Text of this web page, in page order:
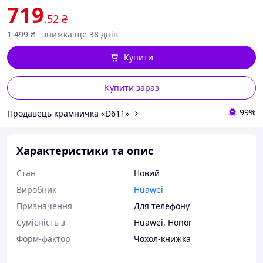
719.52 ₴
1 499 ₴ знижка ще 38 днів
Купити зараз
Купити
Продавець крамничка «D611» 99%
Характеристики та опис
Стан
Новий
Виробник
Huawei
Призначення
Для телефону
Сумісність з
Huawei, Honor
Форм-фактор
Чохол-книжка